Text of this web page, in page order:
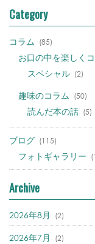
Category
コラム (85)
お口の中を楽しく
スペシャル (2)
趣味のコラム (50)
読んだ本の話 (5)
ブログ (115)
フォトギャラリー
Archive
2026年8月 (2)
2026年7月 (2)